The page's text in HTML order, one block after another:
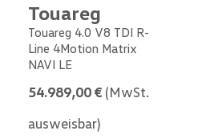
Touareg
Touareg 4.0 V8 TDI R-
Line 4Motion Matrix
NAVI LE
54.989,00 € (MwSt.
ausweisbar)